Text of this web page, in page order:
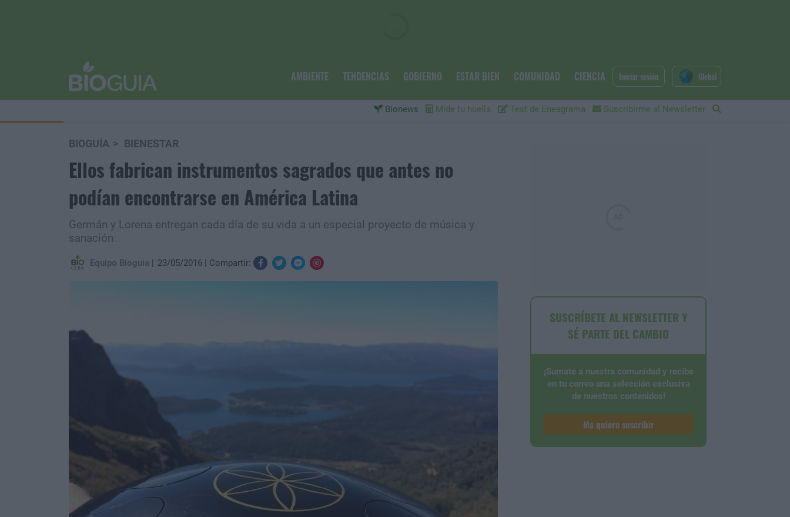
AMBIENTE TENDENCIAS GOBIERNO ESTAR BIEN COMUNIDAD CIENCIA
Bionews Mide tu huella Test de Eneagrama Suscribirme al Newsletter
Iniciar sesión Global
BIOGUÍA BIENESTAR
Ellos fabrican instrumentos sagrados que antes no
podían encontrarse en América Latina
Germán y Lorena entregan cada día de su vida a un especial proyecto de música y
sanación.
Equipo Bioguia 23/05/2016 Compartir:
SUSCRÍBETE AL NEWSLETTER Y
SÉ PARTE DEL CAMBIO
¡Sumate a nuestra comunidad y recibe
en tu correo una selección exclusiva
de nuestros contenidos!
Me quiero suscribir